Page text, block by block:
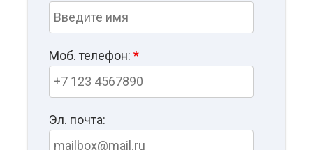
Моб. телефон: *
Эл. почта: